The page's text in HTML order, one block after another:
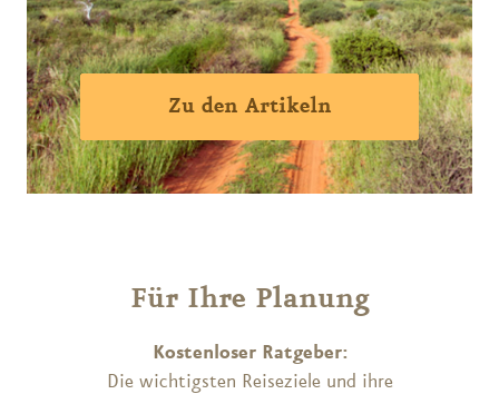
Zu den Artikeln
Für Ihre Planung
Kostenloser Ratgeber:
Die wichtigsten Reiseziele und ihre